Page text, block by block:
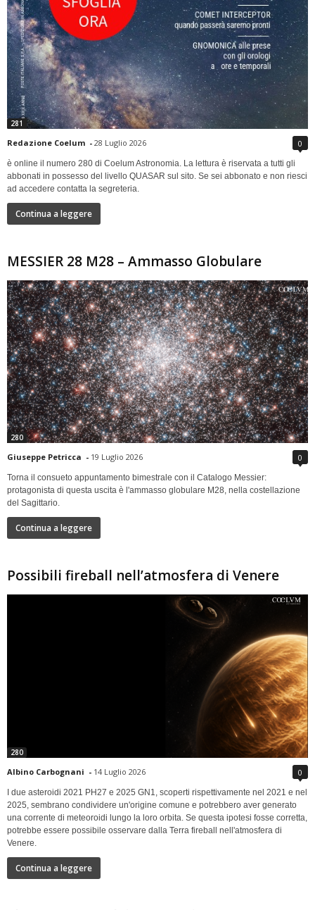
281
Redazione Coelum - 28 Luglio 2026 0
è online il numero 280 di Coelum Astronomia. La lettura è riservata a tutti gli
abbonati in possesso del livello QUASAR sul sito. Se sei abbonato e non riesci
ad accedere contatta la segreteria.
Continua a leggere
MESSIER 28 M28 – Ammasso Globulare
280
Giuseppe Petricca - 19 Luglio 2026 0
Torna il consueto appuntamento bimestrale con il Catalogo Messier:
protagonista di questa uscita è l'ammasso globulare M28, nella costellazione
del Sagittario.
Continua a leggere
Possibili fireball nell’atmosfera di Venere
280
Albino Carbognani - 14 Luglio 2026 0
I due asteroidi 2021 PH27 e 2025 GN1, scoperti rispettivamente nel 2021 e nel
2025, sembrano condividere un'origine comune e potrebbero aver generato
una corrente di meteoroidi lungo la loro orbita. Se questa ipotesi fosse corretta,
potrebbe essere possibile osservare dalla Terra fireball nell'atmosfera di
Venere.
Continua a leggere